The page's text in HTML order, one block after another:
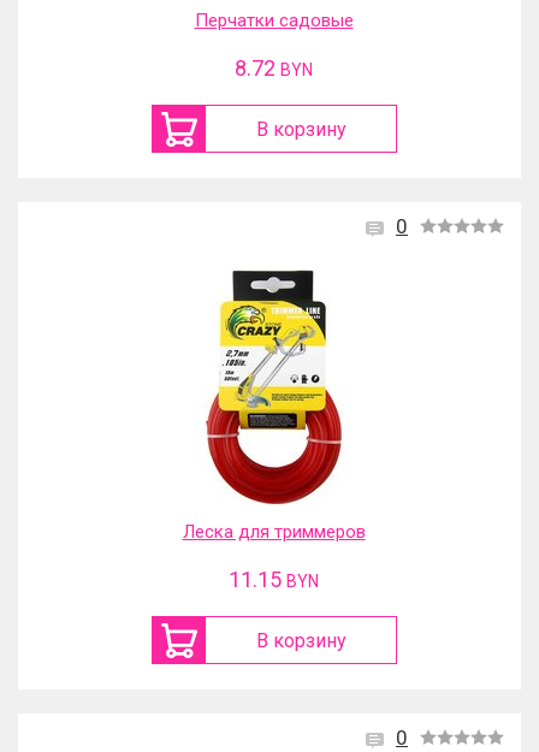
Перчатки садовые
8.72 BYN
В корзину
0
Леска для триммеров
11.15 BYN
В корзину
0